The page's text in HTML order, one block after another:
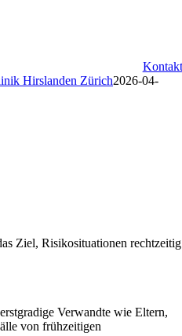
Kontakt
Hirslanden Zürich2026-04-
Ziel, Risikosituationen rechtzeitig
Verwandte wie Eltern,
von frühzeitigen